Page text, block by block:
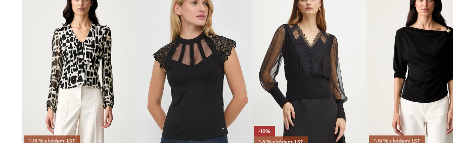
*-15 % s kódem: LST
-10%
*-5 % s kódem: LST
*-15 % s kódem: LST